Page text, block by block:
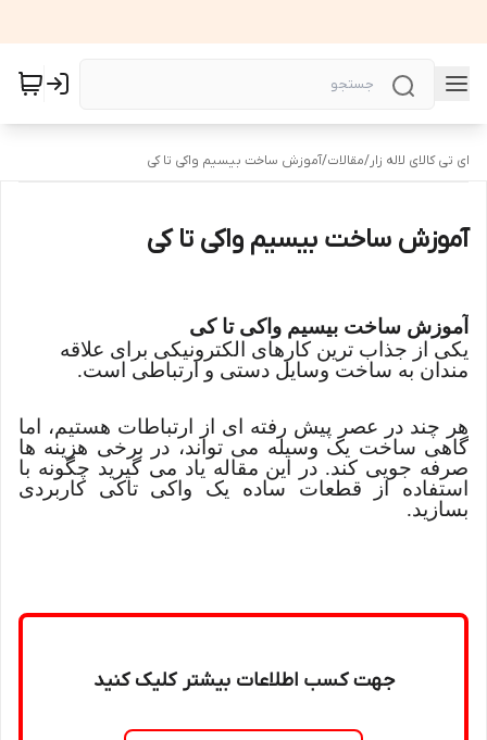
ای تی کالای لاله زار/مقالات/آموزش ساخت بیسیم واکی تا کی
آموزش ساخت بیسیم واکی تا کی
آموزش ساخت بیسیم واکی تا کی
یکی از جذاب ترین کارهای الکترونیکی برای علاقه
مندان به ساخت وسایل دستی و ارتباطی است.
هر چند در عصر پیش رفته ای از ارتباطات هستیم، اما
گاهی ساخت یک وسیله می تواند، در برخی هزینه ها
صرفه جویی کند. در این مقاله یاد می گیرید چگونه با
استفاده از قطعات ساده یک واکی تاکی کاربردی
بسازید.
جهت کسب اطلاعات بیشتر کلیک کنید